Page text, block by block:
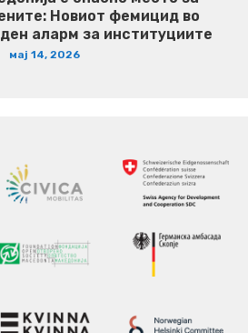
Новиот фемицид во
аларм за институциите
мај 14, 2026